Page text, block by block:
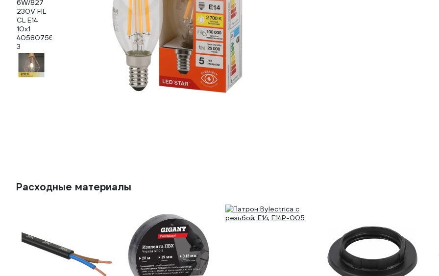
Расходные материалы